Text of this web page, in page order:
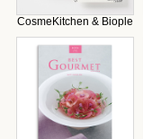
CosmeKitchen & Biople